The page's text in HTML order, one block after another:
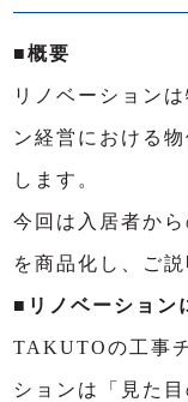
■概要
リノベーション
ン経営における
します。
今回は入居者か
を商品化し、ご
■リノベーション
TAKUTOの工事
ションは「見た